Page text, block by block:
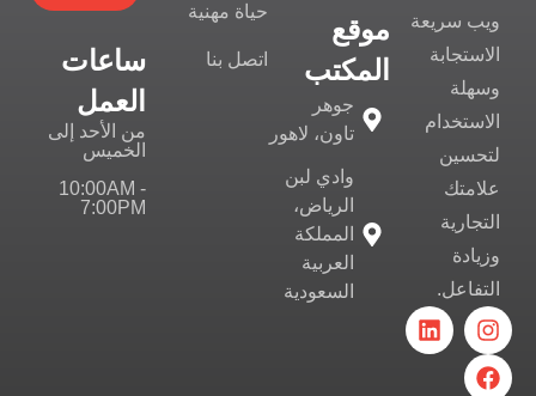
ويب سريعة
الاستجابة
وسهلة
الاستخدام
لتحسين
علامتك
التجارية
وزيادة
التفاعل.
موقع
المكتب
جوهر
تاون، لاهور
وادي لبن
الرياض،
المملكة
العربية
السعودية
حياة مهنية
اتصل بنا
ساعات
العمل
من الأحد إلى
الخميس
10:00AM -
7:00PM